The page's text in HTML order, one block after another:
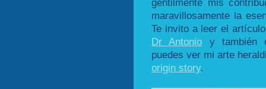
maravillosamente la
Te invito a leer el
Dr Antonio y
puedes ver mi arte
origin story.